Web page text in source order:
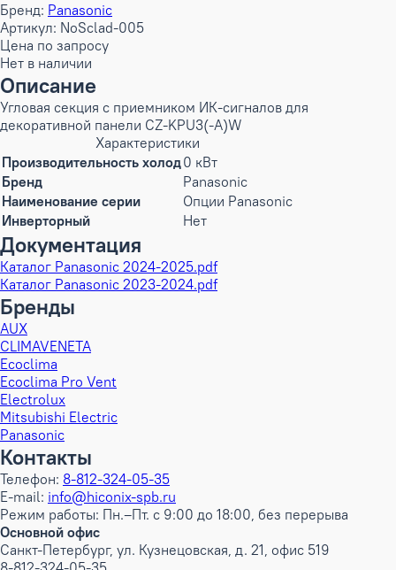
Бренд: Panasonic
Артикул: NoSclad-005
Цена по запросу
Нет в наличии
Описание
Угловая секция с приемником ИК-сигналов для
декоративной панели CZ-KPU3(-A)W
Характеристики
Производительность холод0 кВт
Бренд
Panasonic
Наименование серии
Опции Panasonic
Инверторный
Нет
Документация
Каталог Panasonic 2024-2025.pdf
Каталог Panasonic 2023-2024.pdf
Бренды
AUX
CLIMAVENETA
Ecoclima
Ecoclima Pro Vent
Electrolux
Mitsubishi Electric
Panasonic
Контакты
Телефон: 8-812-324-05-35
E-mail: info@hiconix-spb.ru
Режим работы: Пн.–Пт. с 9:00 до 18:00, без перерыва
Основной офис
Санкт-Петербург, ул. Кузнецовская, д. 21, офис 519